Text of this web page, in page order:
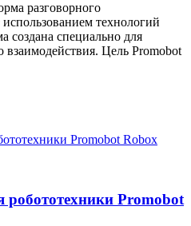
разговорного
технологий
создана специально для
взаимодействия. Цель Promobot
робототехники Promobot